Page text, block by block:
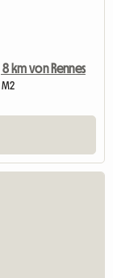
km von Rennes